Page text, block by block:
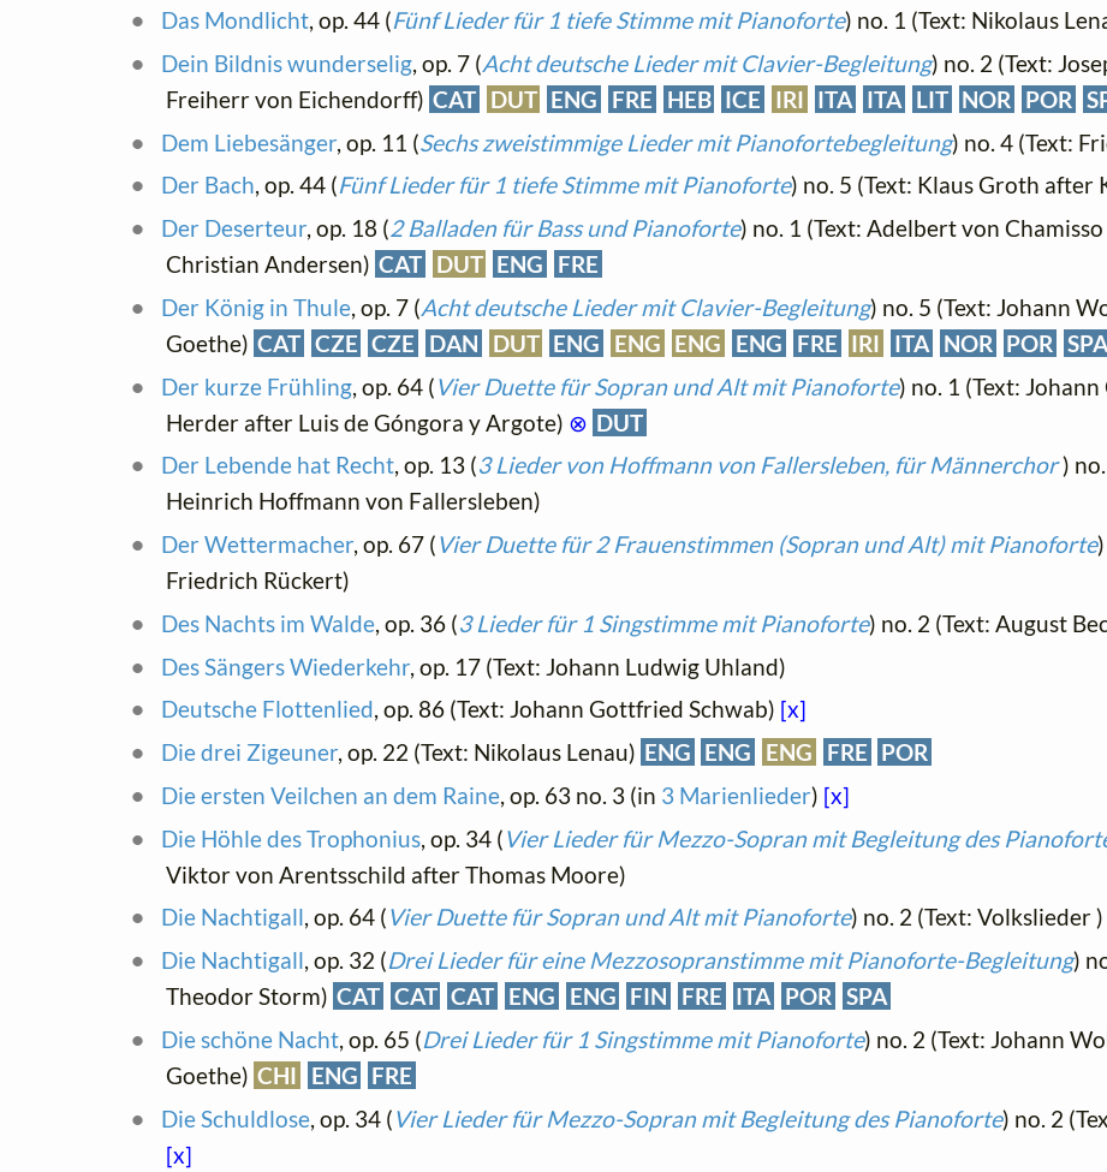
Das Mondlicht, op. 44 (Fünf Lieder für 1 tiefe Stimme mit Pianoforte) no. 1 (Text: Nikolaus
Dein Bildnis wunderselig, op. 7 (Acht deutsche Lieder mit Clavier-Begleitung) no. 2 (Text:
Freiherr von Eichendorff) CAT DUT ENG FRE HEB ICE IRI ITA ITA LIT NOR POR
Dem Liebesänger, op. 11 (Sechs zweistimmige Lieder mit Pianofortebegleitung) no. 4 (Text:
Der Bach, op. 44 (Fünf Lieder für 1 tiefe Stimme mit Pianoforte) no. 5 (Text: Klaus Groth after
Der Deserteur, op. 18 (2 Balladen für Bass und Pianoforte) no. 1 (Text: Adelbert von
Christian Andersen) CAT DUT ENG
FRE
Der König in Thule, op. 7 (Acht deutsche Lieder mit Clavier-Begleitung) no. 5 (Text: Johann
Goethe) CAT CZE CZE DAN DUT ENG ENG ENG ENG FRE IRI ITA NOR POR SPA
Der kurze Frühling, op. 64 (Vier Duette für Sopran und Alt mit Pianoforte) no. 1 (Text:
Herder after Luis de Góngora y Argote) ⊗ DUT
Der Lebende hat Recht, op. 13 (3 Lieder von Hoffmann von Fallersleben, für Männerchor)
Heinrich Hoffmann von Fallersleben)
Der Wettermacher, op. 67 (Vier Duette für 2 Frauenstimmen (Sopran und Alt) mit Pianoforte
Friedrich Rückert)
Des Nachts im Walde, op. 36 (3 Lieder für 1 Singstimme mit Pianoforte) no. 2 (Text: August
Des Sängers Wiederkehr, op. 17 (Text: Johann Ludwig Uhland)
Deutsche Flottenlied, op. 86 (Text: Johann Gottfried Schwab) [x]
Die drei Zigeuner, op. 22 (Text: Nikolaus Lenau) ENG ENG ENG FRE POR
Die ersten Veilchen an dem Raine, op. 63 no. 3 (in 3 Marienlieder) [x]
Die Höhle des Trophonius, op. 34 (Vier Lieder für Mezzo-Sopran mit Begleitung des
Viktor von Arentsschild after Thomas Moore)
Die Nachtigall, op. 64 (Vier Duette für Sopran und Alt mit Pianoforte) no. 2 (Text: Volkslieder )
Die Nachtigall, op. 32 (Drei Lieder für eine Mezzosopranstimme mit Pianoforte-Begleitung)
Theodor Storm) CAT CAT CAT ENG ENG FIN FRE ITA POR SPA
Die schöne Nacht, op. 65 (Drei Lieder für 1 Singstimme mit Pianoforte) no. 2 (Text: Johann
Goethe) CHI ENG FRE
Die Schuldlose, op. 34 (Vier Lieder für Mezzo-Sopran mit Begleitung des Pianoforte) no. 2
[x]